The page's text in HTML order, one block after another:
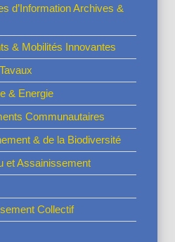
d’Information Archives &
& Mobilités Innovantes
& Energie
Communautaires
& de la Biodiversité
et Assainissement
Collectif